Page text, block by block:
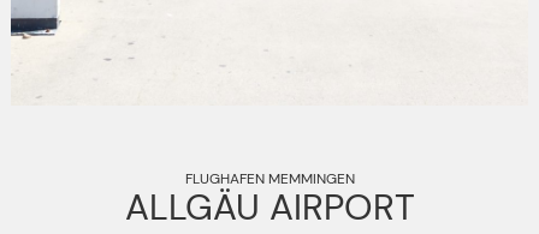
FLUGHAFEN MEMMINGEN
ALLGÄU AIRPORT